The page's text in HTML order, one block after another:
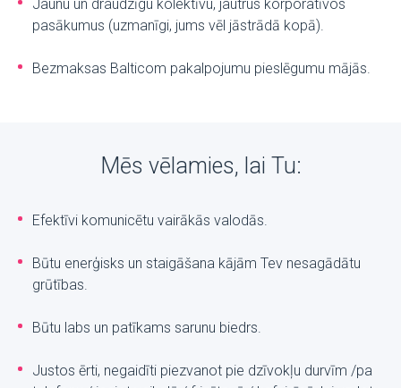
Mēs vēlamies, lai Tu:
Efektīvi komunicētu vairākās valodās.
Būtu enerģisks un staigāšana kājām Tev nesagādātu
grūtības.
Būtu labs un patīkams sarunu biedrs.
Justos ērti, negaidīti piezvanot pie dzīvokļu durvīm /pa
Jaunu un draudzīgu kolektīvu, jautrus korporatīvos
pasākumus (uzmanīgi, jums vēl jāstrādā kopā).
Bezmaksas Balticom pakalpojumu pieslēgumu mājās.